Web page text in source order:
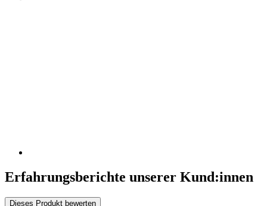
Erfahrungsberichte unserer Kund:innen
Dieses Produkt bewerten